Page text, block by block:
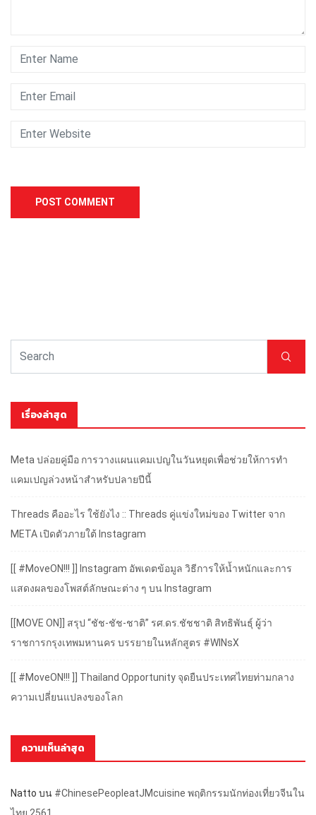
เรื่องล่าสุด
Meta ปล่อยคู่มือ การวางแผนแคมเปญในวันหยุดเพื่อช่วยให้การทำ
แคมเปญล่วงหน้าสำหรับปลายปีนี้
Threads คืออะไร ใช้ยังไง :: Threads คู่แข่งใหม่ของ Twitter จาก
META เปิดตัวภายใต้ Instagram
[[ #MoveON!!! ]] Instagram อัพเดตข้อมูล วิธีการให้น้ำหนักและการ
แสดงผลของโพสต์ลักษณะต่าง ๆ บน Instagram
[[MOVE ON]] สรุป “ชัช-ชัช-ชาติ” รศ.ดร.ชัชชาติ สิทธิพันธุ์ ผู้ว่า
ราชการกรุงเทพมหานคร บรรยายในหลักสูตร #WINsX
[[ #MoveON!!! ]] Thailand Opportunity จุดยืนประเทศไทยท่ามกลาง
ความเปลี่ยนแปลงของโลก
ความเห็นล่าสุด
Natto บน #ChinesePeopleatJMcuisine พฤติกรรมนักท่องเที่ยวจีนใน
ไทย 2561